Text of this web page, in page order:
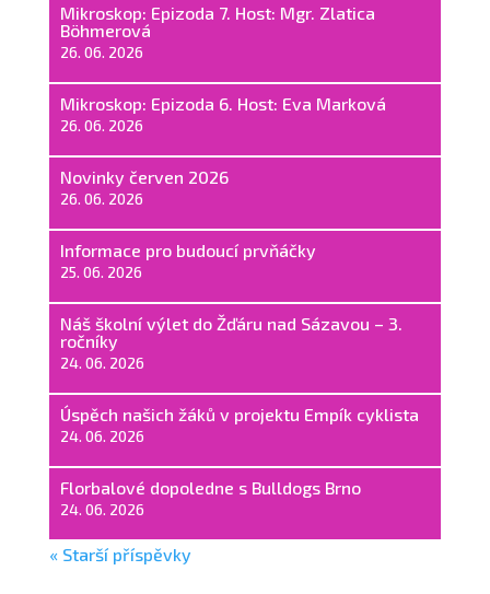
Mikroskop: Epizoda 7. Host: Mgr. Zlatica
Böhmerová
26. 06. 2026
Mikroskop: Epizoda 6. Host: Eva Marková
26. 06. 2026
Novinky červen 2026
26. 06. 2026
Informace pro budoucí prvňáčky
25. 06. 2026
Náš školní výlet do Žďáru nad Sázavou – 3.
ročníky
24. 06. 2026
Úspěch našich žáků v projektu Empík cyklista
24. 06. 2026
Florbalové dopoledne s Bulldogs Brno
24. 06. 2026
« Starší příspěvky